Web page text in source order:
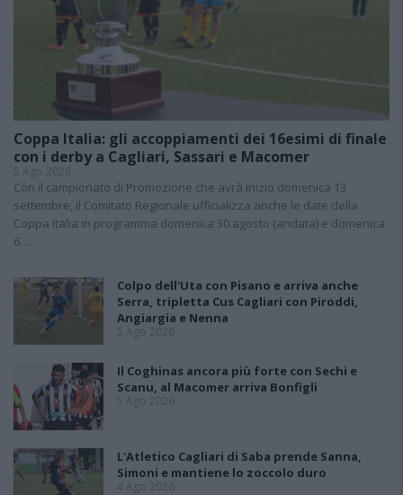
Coppa Italia: gli accoppiamenti dei 16esimi di finale
con i derby a Cagliari, Sassari e Macomer
5 Ago 2026
Con il campionato di Promozione che avrà inizio domenica 13
settembre, il Comitato Regionale ufficializza anche le date della
Coppa Italia in programma domenica 30 agosto (andata) e domenica
6…
Colpo dell'Uta con Pisano e arriva anche
Serra, tripletta Cus Cagliari con Piroddi,
Angiargia e Nenna
5 Ago 2026
Il Coghinas ancora più forte con Sechi e
Scanu, al Macomer arriva Bonfigli
5 Ago 2026
L'Atletico Cagliari di Saba prende Sanna,
Simoni e mantiene lo zoccolo duro
4 Ago 2026